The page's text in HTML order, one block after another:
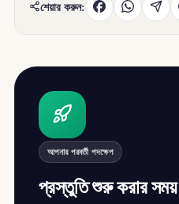
শেয়ার করুন:
আপনার পরবর্তী পদক্ষেপ
প্রস্তুতি শুরু করার